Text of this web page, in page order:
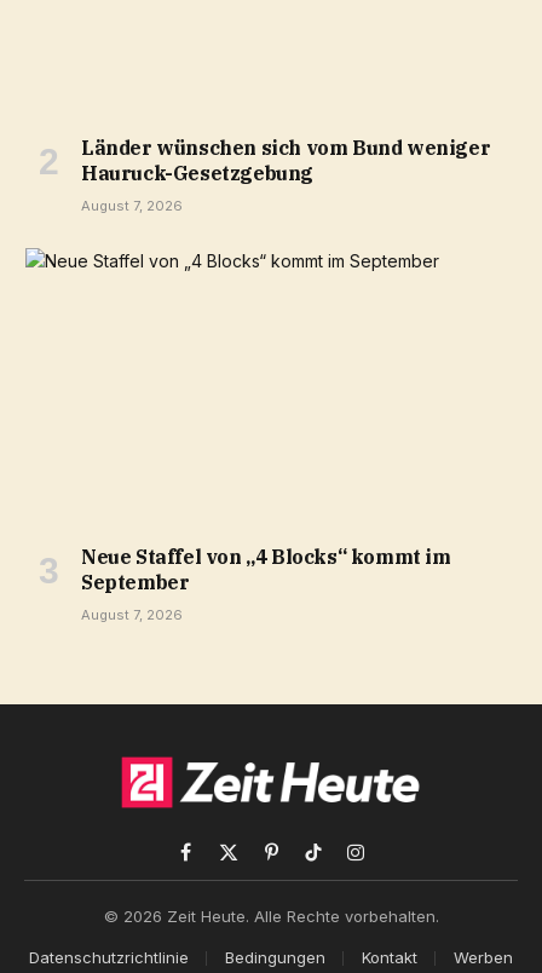
Länder wünschen sich vom Bund weniger
Hauruck-Gesetzgebung
August 7, 2026
Neue Staffel von „4 Blocks“ kommt im
September
August 7, 2026
Facebook
X
PinterestTikTokInstagram
© 2026 Zeit Heute. Alle Rechte vorbehalten.
Datenschutzrichtlinie Bedingungen Kontakt Werben